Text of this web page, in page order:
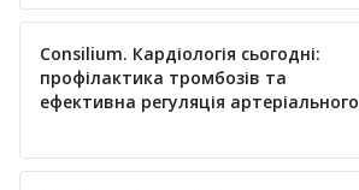
Consilium. Кардіологія сьогодні:
профілактика тромбозів та
ефективна регуляція артеріального